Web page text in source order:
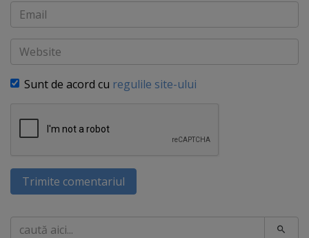
Email
Website
Sunt de acord cu regulile site-ului
Trimite comentariul
Caută